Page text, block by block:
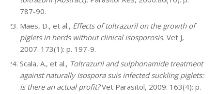
787-90.
Maes, D., et al., Effects of toltrazuril on the growth of
piglets in herds without clinical isosporosis. Vet J,
2007. 173(1): p. 197-9.
Scala, A., et al., Toltrazuril and sulphonamide treatment
against naturally Isospora suis infected suckling piglets:
is there an actual profit?Vet Parasitol, 2009. 163(4): p.